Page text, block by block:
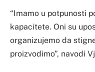
“Imamo u potpunosti
kapacitete. Oni su
organizujemo da
proizvodimo”, navodi